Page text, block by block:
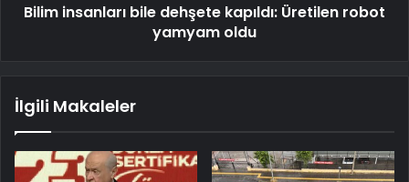
Bilim insanları bile dehşete kapıldı: Üretilen robot
yamyam oldu
İlgili Makaleler